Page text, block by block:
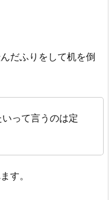
だふりをして机を倒
って言うのは定
す。